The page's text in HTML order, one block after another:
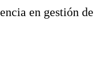
en gestión de